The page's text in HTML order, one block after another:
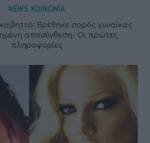
NEWS, ΚΟΙΝΩΝΙΑ
Βρέθηκε σορός γυναίκας
αποσύνθεση- Οι πρώτες
πληροφορίες